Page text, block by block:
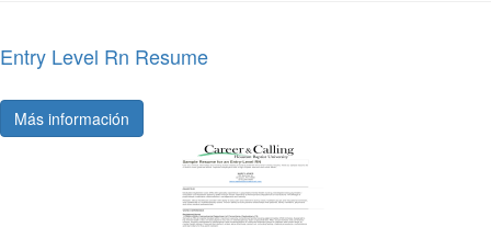
Entry Level Rn Resume
Más información